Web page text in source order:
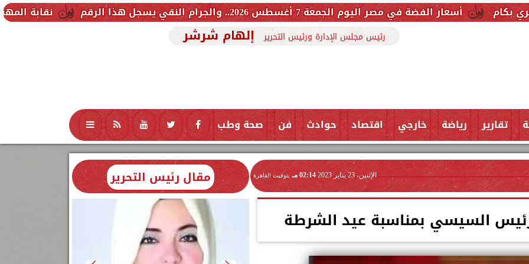
نقابة المهندسين تشكل في مصر اليوم الجمعة 7 أغسطس 2026.. والجرام النقي يسجل هذا الرقم
رئيس مجلس الإدارة ورئيس التحرير إلهام شرشر
تقارير رياضة خارجي اقتصاد حوادث فن صحة وطب تكنولوجيا منوعات محافظات
الإثنين، 23 يناير 2023 02:14 مـ بتوقيت القاهرة
السيسي بمناسبة عيد الشرطة
مقال رئيس التحرير